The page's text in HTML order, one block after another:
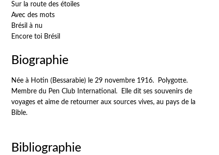
Sur la route des étoiles
Avec des mots
Brésil à nu
Encore toi Brésil
Biographie
Née à Hotin (Bessarabie) le 29 novembre 1916. Polygotte.
Membre du Pen Club International. Elle dit ses souvenirs de
voyages et aime de retourner aux sources vives, au pays de la
Bible.
Bibliographie